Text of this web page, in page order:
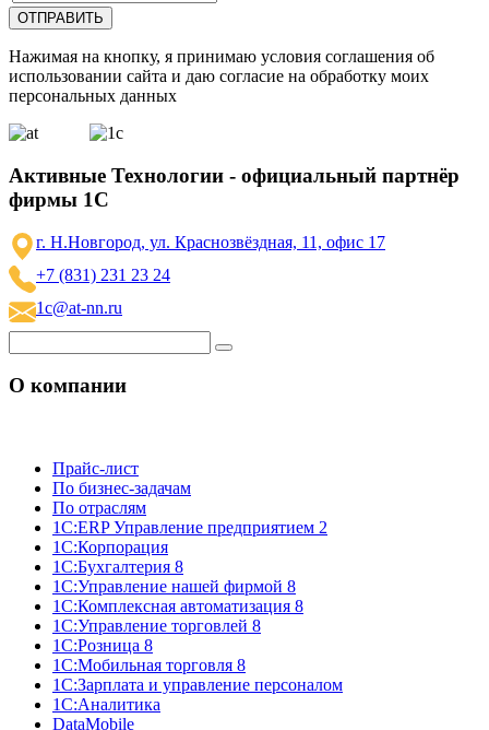
Нажимая на кнопку, я принимаю условия соглашения об
использовании сайта и даю согласие на обработку моих
персональных данных
Активные Технологии - официальный партнёр
фирмы 1С
г. Н.Новгород, ул. Краснозвёздная, 11, офис 17
+7 (831) 231 23 24
1c@at-nn.ru
О компании
Прайс-лист
По бизнес-задачам
По отраслям
1C:ERP Управление предприятием 2
1С:Корпорация
1С:Бухгалтерия 8
1С:Управление нашей фирмой 8
1С:Комплексная автоматизация 8
1С:Управление торговлей 8
1С:Розница 8
1С:Мобильная торговля 8
1С:Зарплата и управление персоналом
1С:Аналитика
DataMobile